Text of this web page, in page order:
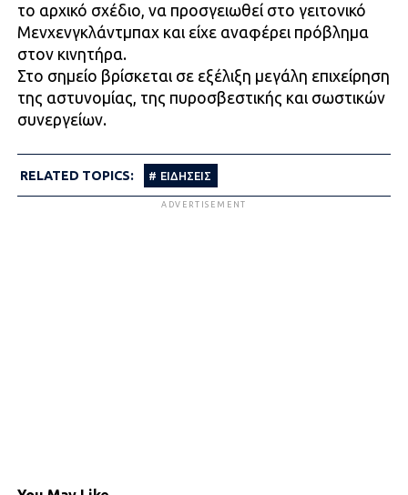
το αρχικό σχέδιο, να προσγειωθεί στο γειτονικό
Μενχενγκλάντμπαχ και είχε αναφέρει πρόβλημα
στον κινητήρα.
Στο σημείο βρίσκεται σε εξέλιξη μεγάλη επιχείρηση
της αστυνομίας, της πυροσβεστικής και σωστικών
συνεργείων.
RELATED TOPICS: ΕΙΔΗΣΕΙΣ
ADVERTISEMENT